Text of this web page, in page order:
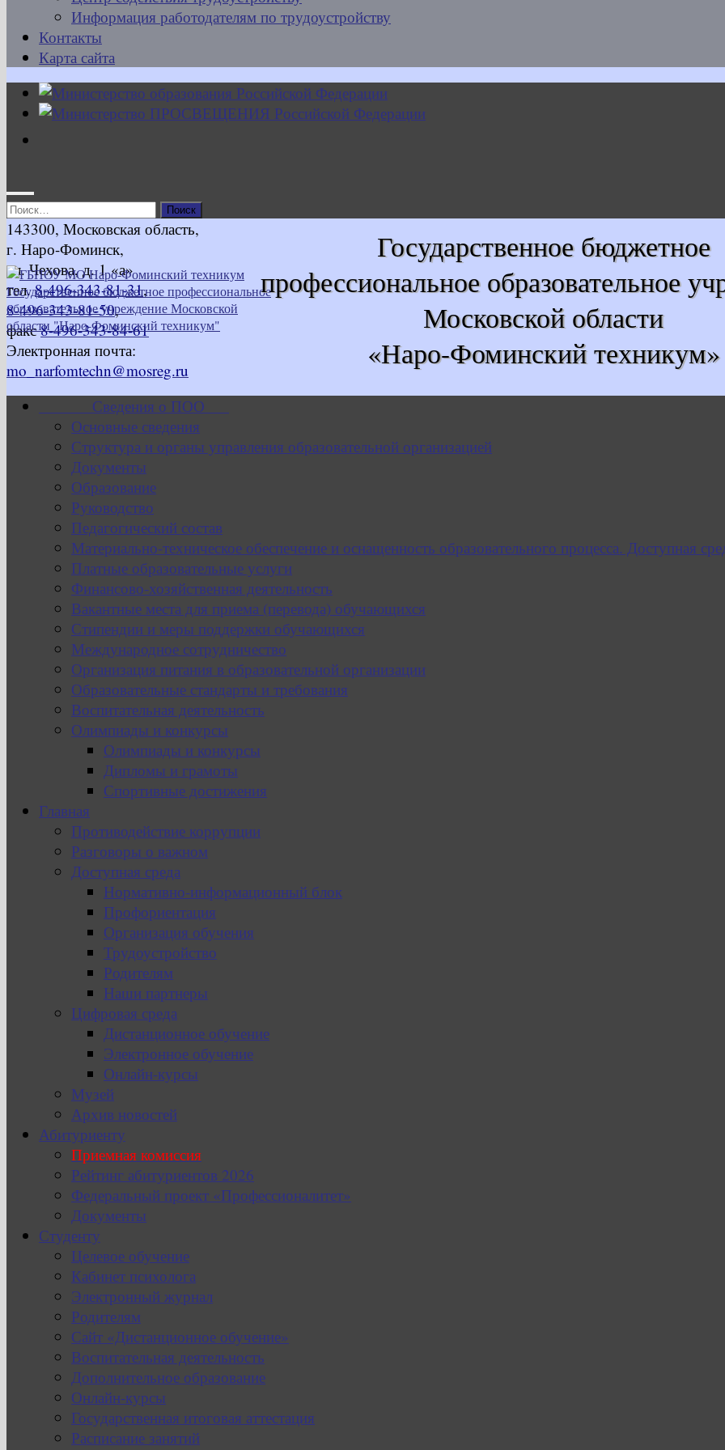
Информация работодателям по трудоустройству
Контакты
Карта сайта
Найти:
Государственное бюджетное
профессиональное образовательное
Московской области
«Наро-Фоминский техникум»
143300, Московская область,
г. Наро-Фоминск,
ул. Чехова, д. 1 «а»
тел.8-496-343-81-31,
8-496-343-81-50,
факс8-496-343-84-61
Электронная почта:
mo_narfomtechn@mosreg.ru
Сведения о ПОО
Основные сведения
Структура и органы управления образовательной организацией
Документы
Образование
Руководство
Педагогический состав
Материально-техническое обеспечение и оснащенность образовательного процесса. Доступная
Платные образовательные услуги
Финансово-хозяйственная деятельность
Вакантные места для приема (перевода) обучающихся
Стипендии и меры поддержки обучающихся
Международное сотрудничество
Организация питания в образовательной организации
Образовательные стандарты и требования
Воспитательная деятельность
Олимпиады и конкурсы
Олимпиады и конкурсы
Дипломы и грамоты
Спортивные достижения
Главная
Противодействие коррупции
Разговоры о важном
Доступная среда
Нормативно-информационный блок
Профориентация
Организация обучения
Трудоустройство
Родителям
Наши партнеры
Цифровая среда
Дистанционное обучение
Электронное обучение
Онлайн-курсы
Музей
Архив новостей
Абитуриенту
Приемная комиссия
Рейтинг абитуриентов 2026
Федеральный проект «Профессионалитет»
Документы
Студенту
Целевое обучение
Кабинет психолога
Электронный журнал
Родителям
Сайт «Дистанционное обучение»
Воспитательная деятельность
Дополнительное образование
Онлайн-курсы
Государственная итоговая аттестация
Расписание занятий